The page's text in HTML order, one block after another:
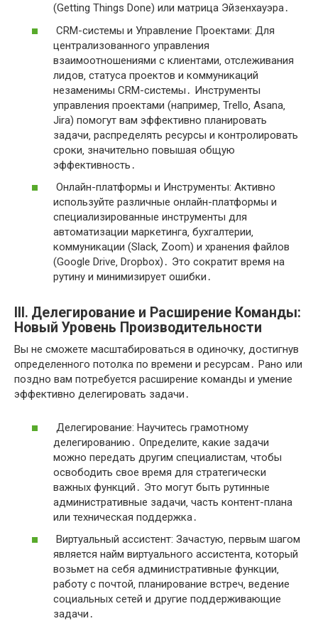
(Getting Things Done) или матрица Эйзенхауэра․
CRM-системы и Управление Проектами: Для
централизованного управления
взаимоотношениями с клиентами‚ отслеживания
лидов‚ статуса проектов и коммуникаций
незаменимы CRM-системы․ Инструменты
управления проектами (например‚ Trello‚ Asana‚
Jira) помогут вам эффективно планировать
задачи‚ распределять ресурсы и контролировать
сроки‚ значительно повышая общую
эффективность․
Онлайн-платформы и Инструменты: Активно
используйте различные онлайн-платформы и
специализированные инструменты для
автоматизации маркетинга‚ бухгалтерии‚
коммуникации (Slack‚ Zoom) и хранения файлов
(Google Drive‚ Dropbox)․ Это сократит время на
рутину и минимизирует ошибки․
III․ Делегирование и Расширение Команды:
Новый Уровень Производительности
Вы не сможете масштабироваться в одиночку‚ достигнув
определенного потолка по времени и ресурсам․ Рано или
поздно вам потребуется расширение команды и умение
эффективно делегировать задачи․
Делегирование: Научитесь грамотному
делегированию․ Определите‚ какие задачи
можно передать другим специалистам‚ чтобы
освободить свое время для стратегически
важных функций․ Это могут быть рутинные
административные задачи‚ часть контент-плана
или техническая поддержка․
Виртуальный ассистент: Зачастую‚ первым шагом
является найм виртуального ассистента‚ который
возьмет на себя административные функции‚
работу с почтой‚ планирование встреч‚ ведение
социальных сетей и другие поддерживающие
задачи․